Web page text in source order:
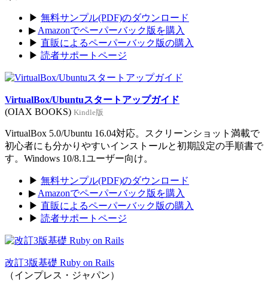
▶ 無料サンプル(PDF)のダウンロード
▶ Amazonでペーパーバック版を購入
▶ 直販によるペーパーバック版の購入
▶ 読者サポートページ
VirtualBox/Ubuntuスタートアップガイド
(OIAX BOOKS) Kindle版
VirtualBox 5.0/Ubuntu 16.04対応。スクリーンショット満載で
初心者にも分かりやすいインストールと初期設定の手順書で
す。Windows 10/8.1ユーザー向け。
▶ 無料サンプル(PDF)のダウンロード
▶ Amazonでペーパーバック版を購入
▶ 直販によるペーパーバック版の購入
▶ 読者サポートページ
改訂3版基礎 Ruby on Rails
（インプレス・ジャパン）